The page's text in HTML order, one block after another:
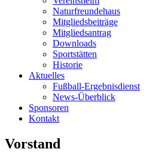
Naturfreundehaus
Mitgliedsbeiträge
Mitgliedsantrag
Downloads
Sportstätten
Historie
Aktuelles
Fußball-Ergebnisdienst
News-Überblick
Sponsoren
Kontakt
Vorstand